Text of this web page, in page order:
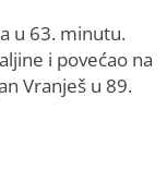
u 63. minutu.
i povećao na
Vranješ u 89.